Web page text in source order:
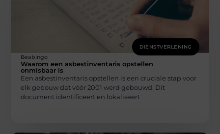
DIENSTVERLENING
Beabingo
Waarom een asbestinventaris opstellen
onmisbaar is
Een asbestinventaris opstellen is een cruciale stap voor
elk gebouw dat vóór 2001 werd gebouwd. Dit
document identificeert en lokaliseert